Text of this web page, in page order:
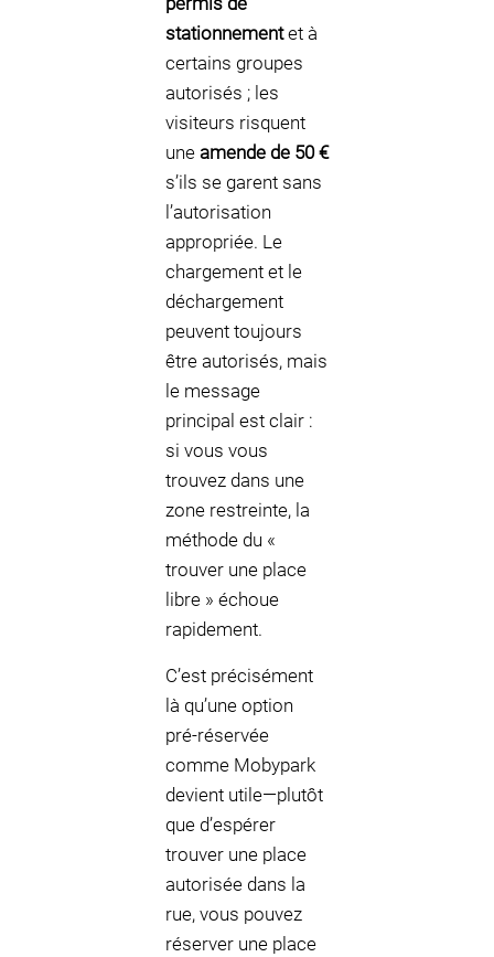
stationnementet à
certains groupes
autorisés ; les
visiteurs risquent
une amende de 50 €
s’ils se garent sans
l’autorisation
appropriée. Le
chargement et le
déchargement
peuvent toujours
être autorisés, mais
le message
principal est clair :
si vous vous
trouvez dans une
zone restreinte, la
méthode du «
trouver une place
libre » échoue
rapidement.
C’est précisément
là qu’une option
pré-réservée
comme Mobypark
devient utile—plutôt
que d’espérer
trouver une place
autorisée dans la
rue, vous pouvez
réserver une place